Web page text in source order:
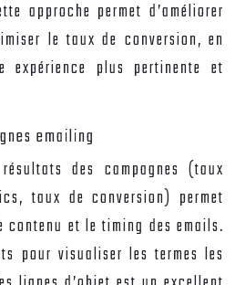
approche permet d’améliorer
le taux de conversion, en
plus pertinente et
emailing
des campagnes (taux
taux de conversion) permet
contenu et le timing des emails.
pour visualiser les termes les